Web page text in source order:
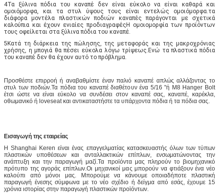
4Τα ξύλινα πόδια του καναπέ δεν είναι εύκολο να είναι καθαρά και
ομοιόμορφα, και τα στυλ ύψους τους είναι εντελώς ομοιόμορφα.τα
διάφορα μοντέλα πλαστικών ποδιών καναπές παράγονται με σχετικά
καλούπια και έχουν ενιαίες προδιαγραφέςΗ ομοιομορφία των προϊόντων
τους οφείλεται στα ξύλινα πόδια του καναπέ.
5Κατά τη διάρκεια της πώλησης, της μεταφοράς και της μακροχρόνιας
χρήσης, η μπογιά θα πέσει εύκολα λόγω τρίψεως.Ενώ τα πλαστικά πόδια
του καναπέ δεν θα έχουν αυτό το πρόβλημα.
Προσθέστε επιρροή ή αναβαθμίστε έναν παλιό καναπέ απλώς αλλάζοντας το
στυλ των ποδιών.Τα πόδια του καναπέ διαθέτουν ένα 5/16 "ή M8 Hanger Bolt
έτσι ώστε να είναι εύκολο να συνδέσει στον καναπέ σας, καναπέ, καρέκλα,
οθωμανικό ή loveseat και αντικαταστήστε τα υπάρχοντα πόδια ή τα πόδια σας.
Εισαγωγή της εταιρείας
Η Shanghai Keren είναι ένας επαγγελματίας κατασκευαστής όλων των τύπων
πλαστικών υποθέσεων και ανταλλακτικών επίπλων, ενσωματώνοντας την
ανάπτυξη και την παραγωγή μαζί.Τα προϊόντα μας πληρούν το βιομηχανικό
πρότυπο της αγοράς επίπλων.Οι μηχανικοί μας μπορούν να φτιάξουν ένα νέο
καλούπι από μόνοι μας. Μπορούμε να κάνουμε οποιαδήποτε πλαστική
παραγωγή ένεσης σύμφωνα με το νέο σχέδιο ή δείγμα από εσάς, έχουμε 15
χρόνια ιστορίας στην παραγωγή πλαστικών προϊόντων.